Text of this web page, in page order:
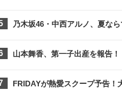
乃木坂46・中西アルノ、夏な
山本舞香、第一子出産を報告！
FRIDAYが熱愛スクープ予告！